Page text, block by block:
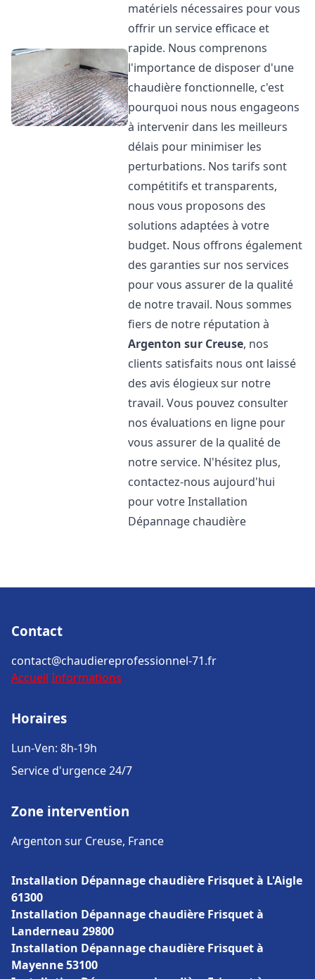
matériels nécessaires pour vous
offrir un service efficace et
rapide. Nous comprenons
l'importance de disposer d'une
chaudière fonctionnelle, c'est
pourquoi nous nous engageons
à intervenir dans les meilleurs
délais pour minimiser les
perturbations. Nos tarifs sont
compétitifs et transparents,
nous vous proposons des
solutions adaptées à votre
budget. Nous offrons également
des garanties sur nos services
pour vous assurer de la qualité
de notre travail. Nous sommes
fiers de notre réputation à
Argenton sur Creuse, nos
clients satisfaits nous ont laissé
des avis élogieux sur notre
travail. Vous pouvez consulter
nos évaluations en ligne pour
vous assurer de la qualité de
notre service. N'hésitez plus,
contactez-nous aujourd'hui
pour votre Installation
Dépannage chaudière
Contact
contact@chaudiereprofessionnel-71.fr
Accueil Informations
Horaires
Lun-Ven: 8h-19h
Service d'urgence 24/7
Zone intervention
Argenton sur Creuse, France
Installation Dépannage chaudière Frisquet à L'Aigle
61300
Installation Dépannage chaudière Frisquet à
Landerneau 29800
Installation Dépannage chaudière Frisquet à
Mayenne 53100